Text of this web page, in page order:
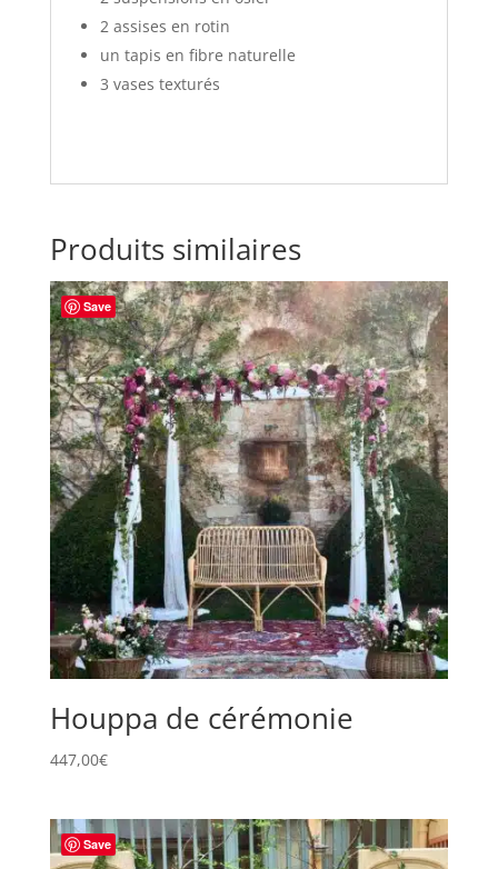
2 assises en rotin
un tapis en fibre naturelle
3 vases texturés
Produits similaires
Save
Houppa de cérémonie
447,00€
Save